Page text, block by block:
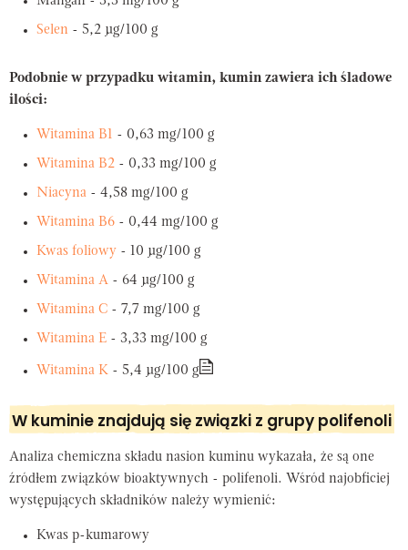
Selen - 5,2 µg/100 g
Podobnie w przypadku witamin, kumin zawiera ich śladowe
ilości:
Witamina B1 - 0,63 mg/100 g
Witamina B2 - 0,33 mg/100 g
Niacyna - 4,58 mg/100 g
Witamina B6 - 0,44 mg/100 g
Kwas foliowy - 10 µg/100 g
Witamina A - 64 µg/100 g
Witamina C - 7,7 mg/100 g
Witamina E - 3,33 mg/100 g
Witamina K - 5,4 µg/100 g
W kuminie znajdują się związki z grupy polifenoli
Analiza chemiczna składu nasion kuminu wykazała, że są one
źródłem związków bioaktywnych - polifenoli. Wśród najobficiej
występujących składników należy wymienić:
Kwas p-kumarowy